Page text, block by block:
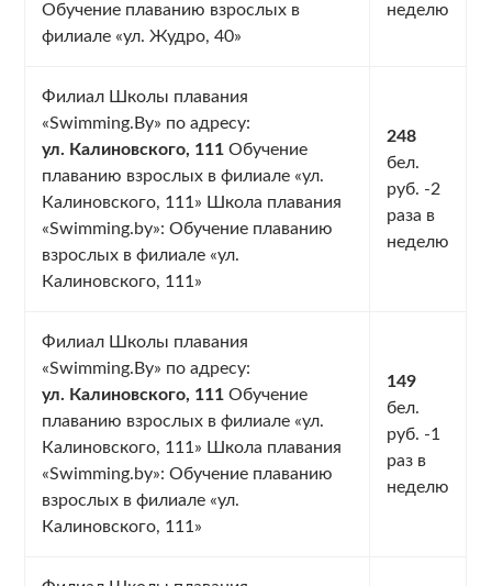
Обучение плаванию взрослых в
филиале «ул. Жудро, 40»
неделю
Филиал Школы плавания
«Swimming.By» по адресу:
ул. Калиновского, 111 Обучение
плаванию взрослых в филиале «ул.
Калиновского, 111» Школа плавания
«Swimming.by»: Обучение плаванию
взрослых в филиале «ул.
Калиновского, 111»
248
бел.
руб. -2
раза в
неделю
Филиал Школы плавания
«Swimming.By» по адресу:
ул. Калиновского, 111 Обучение
плаванию взрослых в филиале «ул.
Калиновского, 111» Школа плавания
«Swimming.by»: Обучение плаванию
взрослых в филиале «ул.
Калиновского, 111»
149
бел.
руб. -1
раз в
неделю